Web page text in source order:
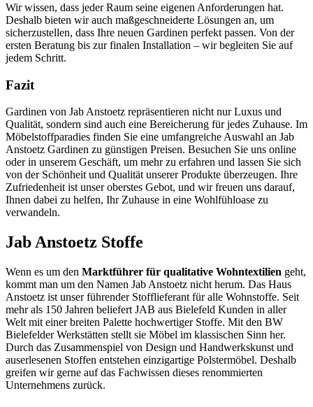
Wir wissen, dass jeder Raum seine eigenen Anforderungen hat.
Deshalb bieten wir auch maßgeschneiderte Lösungen an, um
sicherzustellen, dass Ihre neuen Gardinen perfekt passen. Von der
ersten Beratung bis zur finalen Installation – wir begleiten Sie auf
jedem Schritt.
Fazit
Gardinen von Jab Anstoetz repräsentieren nicht nur Luxus und
Qualität, sondern sind auch eine Bereicherung für jedes Zuhause. Im
Möbelstoffparadies finden Sie eine umfangreiche Auswahl an Jab
Anstoetz Gardinen zu günstigen Preisen. Besuchen Sie uns online
oder in unserem Geschäft, um mehr zu erfahren und lassen Sie sich
von der Schönheit und Qualität unserer Produkte überzeugen. Ihre
Zufriedenheit ist unser oberstes Gebot, und wir freuen uns darauf,
Ihnen dabei zu helfen, Ihr Zuhause in eine Wohlfühloase zu
verwandeln.
Jab Anstoetz Stoffe
Wenn es um den Marktführer für qualitative Wohntextilien geht,
kommt man um den Namen Jab Anstoetz nicht herum. Das Haus
Anstoetz ist unser führender Stofflieferant für alle Wohnstoffe. Seit
mehr als 150 Jahren beliefert JAB aus Bielefeld Kunden in aller
Welt mit einer breiten Palette hochwertiger Stoffe. Mit den BW
Bielefelder Werkstätten stellt sie Möbel im klassischen Sinn her.
Durch das Zusammenspiel von Design und Handwerkskunst und
auserlesenen Stoffen entstehen einzigartige Polstermöbel. Deshalb
greifen wir gerne auf das Fachwissen dieses renommierten
Unternehmens zurück.